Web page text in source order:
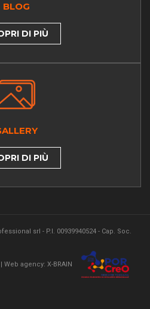
BLOG
DI PIÙ
DI PIÙ
srl - P.I. 00939940524 - Cap. Soc.
| Web agency: X-BRAIN